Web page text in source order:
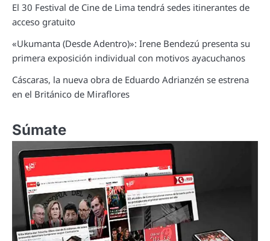
El 30 Festival de Cine de Lima tendrá sedes itinerantes de
acceso gratuito
«Ukumanta (Desde Adentro)»: Irene Bendezú presenta su
primera exposición individual con motivos ayacuchanos
Cáscaras, la nueva obra de Eduardo Adrianzén se estrena
en el Británico de Miraflores
Súmate